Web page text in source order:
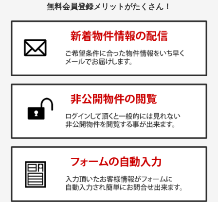
無料会員登録メリットがたくさん！